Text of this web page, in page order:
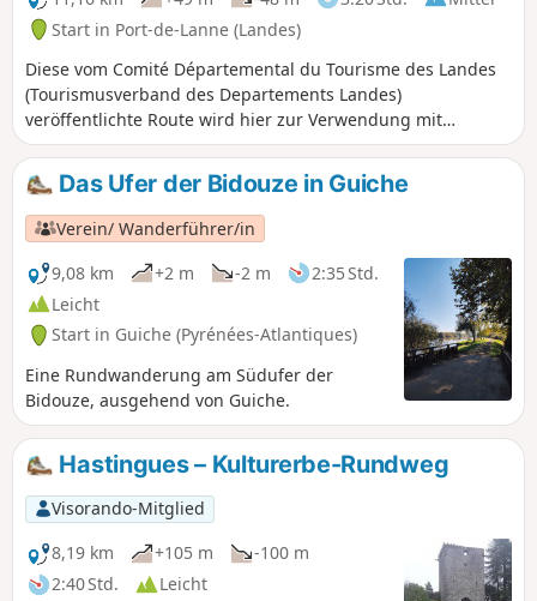
Start in Port-de-Lanne (Landes)
Diese vom Comité Départemental du Tourisme des Landes
(Tourismusverband des Departements Landes)
veröffentlichte Route wird hier zur Verwendung mit
Visorando wiedergegeben.
Das Ufer der Bidouze in Guiche
Verein/ Wanderführer/in
9,08 km
+2 m -2 m
2:35 Std.
Leicht
Start in Guiche (Pyrénées-Atlantiques)
Eine Rundwanderung am Südufer der
Bidouze, ausgehend von Guiche.
Hastingues – Kulturerbe-Rundweg
Visorando-Mitglied
8,19 km
+105 m
-100 m
2:40 Std.
Leicht